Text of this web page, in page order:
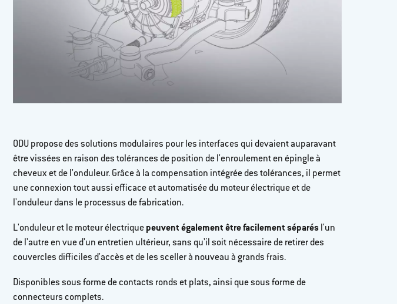
ODU propose des solutions modulaires pour les interfaces qui devaient auparavant
être vissées en raison des tolérances de position de l'enroulement en épingle à
cheveux et de l'onduleur. Grâce à la compensation intégrée des tolérances, il permet
une connexion tout aussi efficace et automatisée du moteur électrique et de
l'onduleur dans le processus de fabrication.
L'onduleur et le moteur électrique peuvent également être facilement séparés l'un
de l'autre en vue d'un entretien ultérieur, sans qu'il soit nécessaire de retirer des
couvercles difficiles d'accès et de les sceller à nouveau à grands frais.
Disponibles sous forme de contacts ronds et plats, ainsi que sous forme de
connecteurs complets.